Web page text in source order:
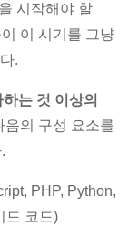
시작해야 할
이 시기를 그냥
.
는 것 이상의
음의 구성 요소를
PHP, Python,
드 코드)